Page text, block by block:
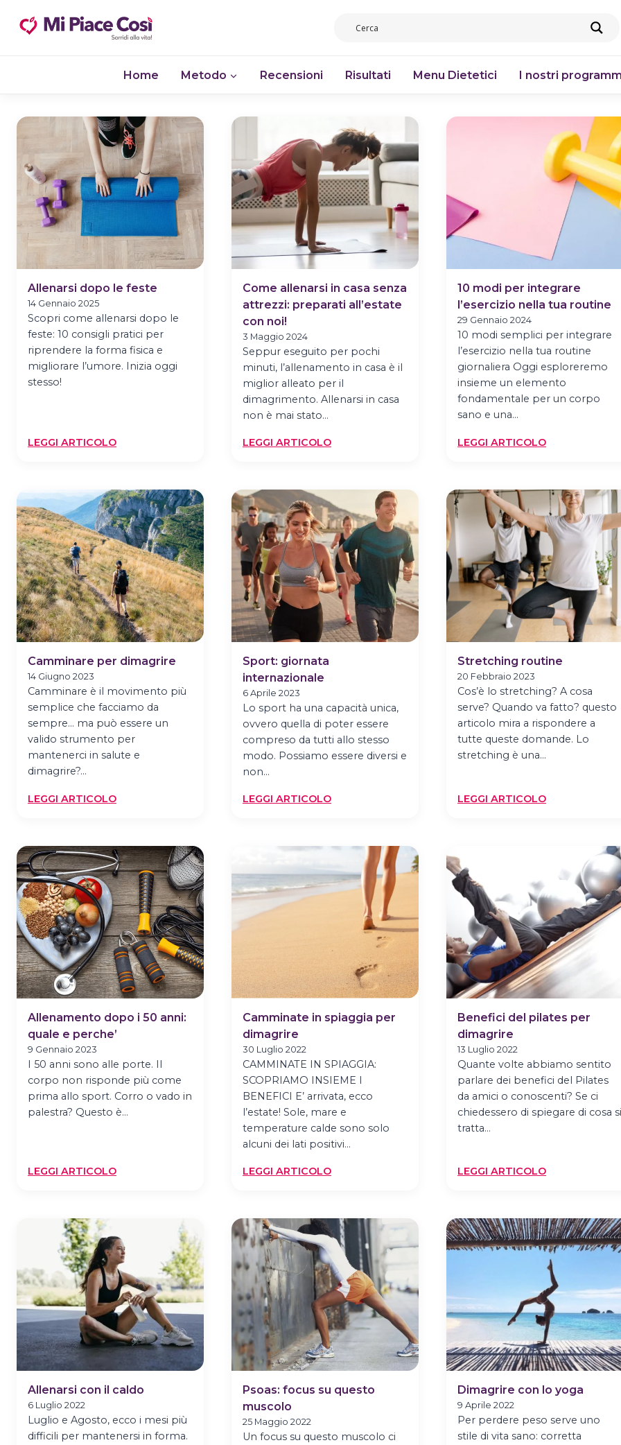
Home Metodo Recensioni Risultati Menu Dietetici I nostri
Allenarsi dopo le feste
14 Gennaio 2025
Scopri come allenarsi dopo le
feste: 10 consigli pratici per
riprendere la forma fisica e
migliorare l’umore. Inizia oggi
stesso!
LEGGI ARTICOLO:
LE
FESTE
Come allenarsi in casa senza
attrezzi: preparati all’estate
con noi!
3 Maggio 2024
Seppur eseguito per pochi
minuti, l’allenamento in casa è il
miglior alleato per il
dimagrimento. Allenarsi in casa
non è mai stato…
LEGGI ARTICOLO:
IN
CASA
SENZA
ATTREZZI:
PREPARATI
ALL’ESTATE
CON
NOI!
10 modi per integrare
l’esercizio nella tua routine
29 Gennaio 2024
10 modi semplici per integrare
l’esercizio nella tua routine
giornaliera Oggi esploreremo
insieme un elemento
fondamentale per un corpo
sano e una…
LEGGI ARTICOLO:
PER
INTEGRARE
L’ESERCIZIO
NELLA
TUA
ROUTINE
Camminare per dimagrire
14 Giugno 2023
Camminare è il movimento più
semplice che facciamo da
sempre… ma può essere un
valido strumento per
mantenerci in salute e
dimagrire?…
LEGGI ARTICOLO:
DIMAGRIRE
Sport: giornata
internazionale
6 Aprile 2023
Lo sport ha una capacità unica,
ovvero quella di poter essere
compreso da tutti allo stesso
modo. Possiamo essere diversi e
non…
LEGGI ARTICOLO:
INTERNAZIONALE
Stretching routine
20 Febbraio 2023
Cos’è lo stretching? A cosa
serve? Quando va fatto? questo
articolo mira a rispondere a
tutte queste domande. Lo
stretching è una…
LEGGI ARTICOLO:
Allenamento dopo i 50 anni:
quale e perche’
9 Gennaio 2023
I 50 anni sono alle porte. Il
corpo non risponde più come
prima allo sport. Corro o vado in
palestra? Questo è…
LEGGI ARTICOLO:
50
ANNI:
QUALE
E
PERCHE’
Camminate in spiaggia per
dimagrire
30 Luglio 2022
CAMMINATE IN SPIAGGIA:
SCOPRIAMO INSIEME I
BENEFICI E’ arrivata, ecco
l’estate! Sole, mare e
temperature calde sono solo
alcuni dei lati positivi…
LEGGI ARTICOLO:
SPIAGGIA
PER
DIMAGRIRE
Benefici del pilates per
dimagrire
13 Luglio 2022
Quante volte abbiamo sentito
parlare dei benefici del Pilates
da amici o conoscenti? Se ci
chiedessero di spiegare di cosa
tratta…
LEGGI ARTICOLO:
PILATES
PER
DIMAGRIRE
Allenarsi con il caldo
6 Luglio 2022
Luglio e Agosto, ecco i mesi più
difficili per mantenersi in forma.
Psoas: focus su questo
muscolo
25 Maggio 2022
Un focus su questo muscolo ci
Dimagrire con lo yoga
9 Aprile 2022
Per perdere peso serve uno
stile di vita sano: corretta